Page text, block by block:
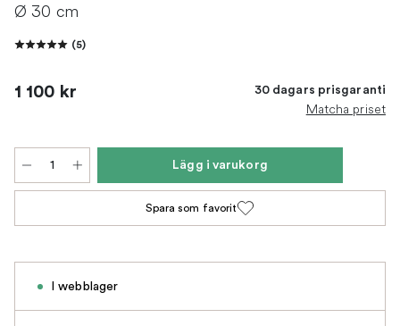
Ø 30 cm
(5)
1 100 kr 30 dagars prisgaranti
Matcha priset
Lägg i varukorg
Spara som favorit
I webblager